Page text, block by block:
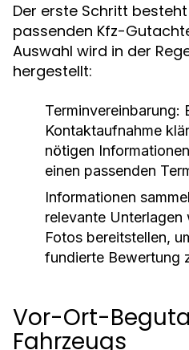
Der erste Schritt
passenden Kfz-
Auswahl wird in der
hergestellt:
Terminvereinbarung:
Kontaktaufnahme
nötigen
einen passenden
Informationen
relevante
Fotos bereitstellen,
fundierte Bewertung
Vor-Ort-
Fahrzeugs